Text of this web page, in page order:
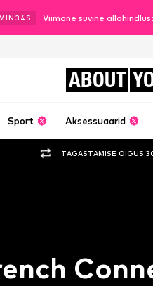
33 S Viimane suvine
ABOUT
Sport Aksessuaarid
TAGASTAMISE ÕIGUS